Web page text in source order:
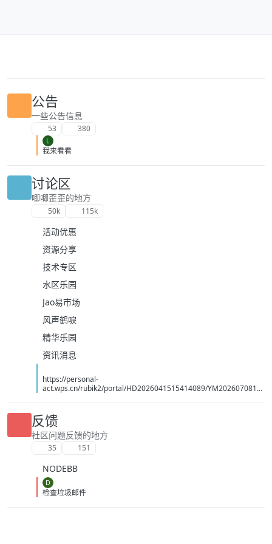
公告
一些公告信息
53 380
L
我来看看
讨论区
唧唧歪歪的地方
50k 115k
活动优惠
资源分享
技术专区
水区乐园
Jao易市场
风声鹤唳
精华乐园
资讯消息
https://personal-
act.wps.cn/rubik2/portal/HD2026041515414089/YM2026070814
反馈
社区问题反馈的地方
35 151
NODEBB
D
检查垃圾邮件